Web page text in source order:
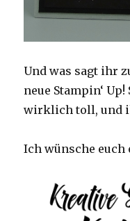
Und was sagt ihr
neue Stampin‘
wirklich toll, und
Ich wünsche euch